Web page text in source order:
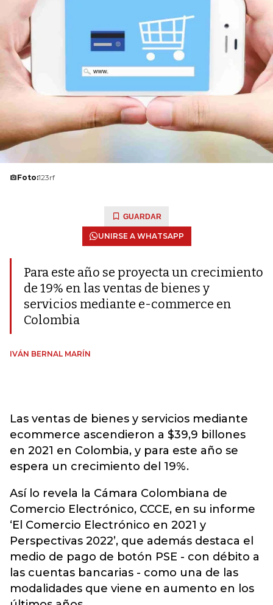
Foto:123rf
GUARDAR
UNIRSE A WHATSAPP
Para este año se proyecta un crecimiento
de 19% en las ventas de bienes y
servicios mediante e-commerce en
Colombia
IVÁN BERNAL MARÍN
Las ventas de bienes y servicios mediante
ecommerce ascendieron a $39,9 billones
en 2021 en Colombia, y para este año se
espera un crecimiento del 19%.
Así lo revela la Cámara Colombiana de
Comercio Electrónico, CCCE, en su informe
‘El Comercio Electrónico en 2021 y
Perspectivas 2022’, que además destaca el
medio de pago de botón PSE - con débito a
las cuentas bancarias - como una de las
modalidades que viene en aumento en los